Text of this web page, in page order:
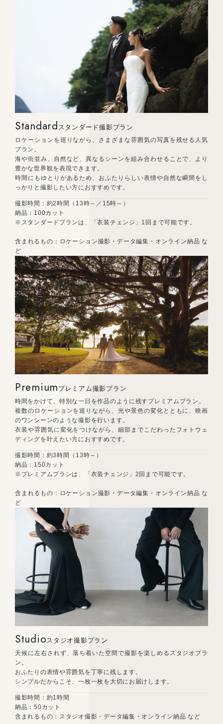
Standard スタンダード撮影プラン
ロケーションを巡りながら、さまざまな雰囲気の写真を残せる人気
プラン。
海や街並み、自然など、異なるシーンを組み合わせることで、より
豊かな世界観を表現できます。
時間にもゆとりがあるため、おふたりらしい表情や自然な瞬間をし
っかりと撮影したい方におすすめです。
撮影時間：約2時間（13時～／15時～）
納品：100カット
※スタンダードプランは、「衣装チェンジ」1回まで可能です。
含まれるもの：ロケーション撮影・データ編集・オンライン納品 な
ど
Premium プレミアム撮影プラン
時間をかけて、特別な一日を作品のように残すプレミアムプラン。
複数のロケーションを巡りながら、光や景色の変化とともに、映画
のワンシーンのような撮影を行います。
衣装や雰囲気に変化をつけながら、細部までこだわったフォトウェ
ディングを叶えたい方におすすめです。
撮影時間：約3時間（13時～）
納品：150カット
※プレミアムプランは、「衣装チェンジ」2回まで可能です。
含まれるもの：ロケーション撮影・データ編集・オンライン納品 な
ど
Studioスタジオ撮影プラン
天候に左右されず、落ち着いた空間で撮影を楽しめるスタジオプラ
ン。
おふたりの表情や雰囲気を丁寧に残します。
シンプルだからこそ、一枚一枚を大切にお届けします。
撮影時間：約1時間
納品：50カット
含まれるもの：スタジオ撮影・データ編集・オンライン納品 など